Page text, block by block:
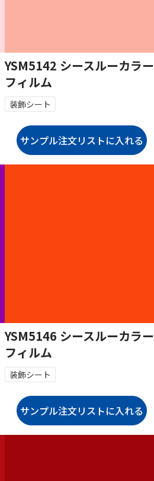
YSM5142 シースルーカラー
フィルム
装飾シート
YSM5146 シースルーカラー
フィルム
装飾シート